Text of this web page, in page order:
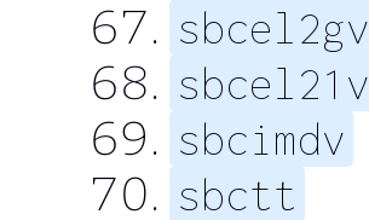
sbcel2gv
sbcel21v
sbcimdv
sbctt